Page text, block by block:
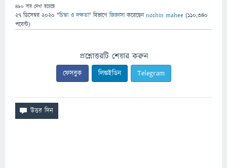
490 বার দেখা হয়েছে
27 ডিসেম্বর 2020 "চিন্তা ও দক্ষতা" বিভাগে জিজ্ঞাসাকরেছেনnoshin mahee (110,340
পয়েন্ট)
প্রশ্নোত্তরটি শেয়ার করুন
ফেসবুক লিঙ্কইডিন Telegram